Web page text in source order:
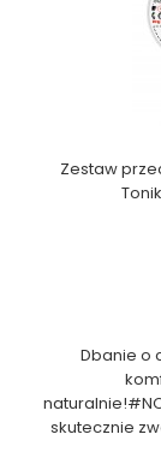
Zestaw
Dbanie o
skutecznie